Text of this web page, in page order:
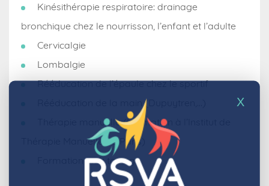
Kinésithérapie respiratoire: drainage
bronchique chez le nourrisson, l’enfant et l’adulte
Cervicalgie
Lombalgie
Rééducation de l’épaule chez le sportif
Rééducation de la main (Dupuytren,…)
Thérapie manuelle (Formation à l’Institut de
Thérapie Manuelle de Paris)
Formation en k taping
X